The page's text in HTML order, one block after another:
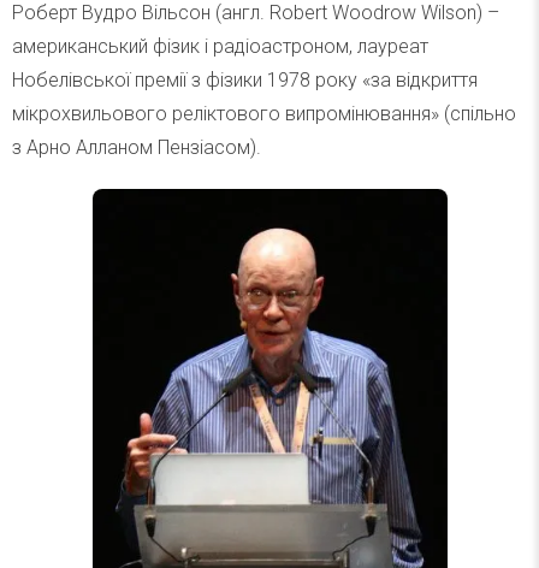
Роберт Вудро Вільсон (англ. Robert Woodrow Wilson) –
американський фізик і радіоастроном, лауреат
Нобелівської премії з фізики 1978 року «за відкриття
мікрохвильового реліктового випромінювання» (спільно
з Арно Алланом Пензіасом).